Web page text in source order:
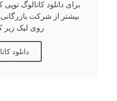
برای دانلود کاتالوگ
بیشتر از شرکت بازرگانی
روی لیک زیر
دانلود